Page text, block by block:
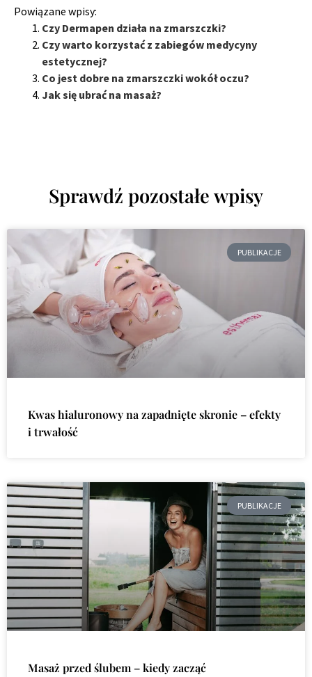
Powiązane wpisy:
Czy Dermapen działa na zmarszczki?
Czy warto korzystać z zabiegów medycyny
estetycznej?
Co jest dobre na zmarszczki wokół oczu?
Jak się ubrać na masaż?
Sprawdź pozostałe wpisy
PUBLIKACJE
Kwas hialuronowy na zapadnięte skronie – efekty
i trwałość
PUBLIKACJE
Masaż przed ślubem – kiedy zacząć